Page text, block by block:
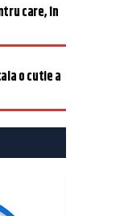
care, în
o cutie a